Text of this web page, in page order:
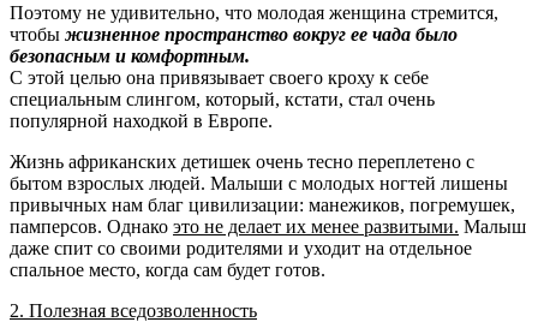
Поэтому не удивительно, что молодая женщина стремится,
чтобы жизненное пространство вокруг ее чада было
безопасным и комфортным.
С этой целью она привязывает своего кроху к себе
специальным слингом, который, кстати, стал очень
популярной находкой в Европе.
Жизнь африканских детишек очень тесно переплетено с
бытом взрослых людей. Малыши с молодых ногтей лишены
привычных нам благ цивилизации: манежиков, погремушек,
памперсов. Однако это не делает их менее развитыми. Малыш
даже спит со своими родителями и уходит на отдельное
спальное место, когда сам будет готов.
2. Полезная вседозволенность